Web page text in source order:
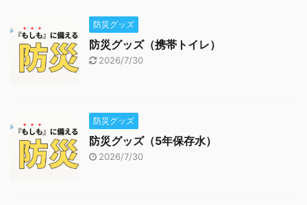
防災グッズ
防災グッズ（携帯トイレ）
2026/7/30
防災グッズ
防災グッズ（5年保存水）
2026/7/30